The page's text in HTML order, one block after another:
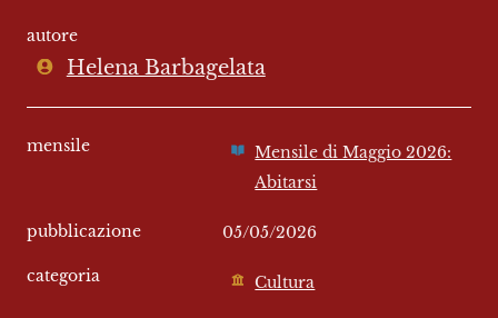
autore
Helena Barbagelata
mensile
Mensile di Maggio 2026:
Abitarsi
pubblicazione 05/05/2026
categoria Cultura